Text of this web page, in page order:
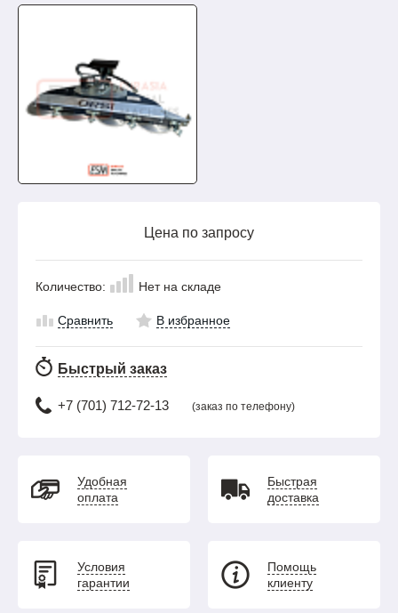
Цена по запросу
Количество: Нет на складе
Сравнить В избранное
Быстрый заказ
+7 (701) 712-72-13 (заказ по телефону)
Удобная
оплата
Быстрая
доставка
Условия
гарантии
Помощь
клиенту